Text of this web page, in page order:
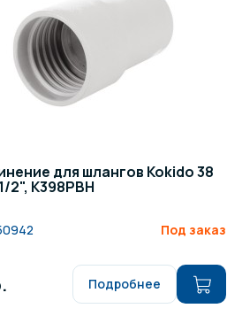
Освещение и подсветка для
бассейна
Отделочные материалы
для шлангов Kokido 38
2", K398PBH
Под заказ
Подробнее